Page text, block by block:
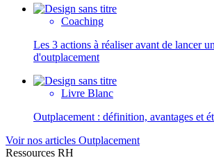
Coaching
Les 3 actions à réaliser avant de lancer
d'outplacement
Livre Blanc
Outplacement : définition, avantages et
Voir nos articles Outplacement
Ressources RH